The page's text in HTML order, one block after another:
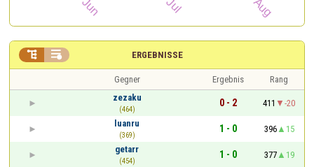
ERGEBNISSE
 
Gegner Ergebnis
Rang
zezaku
(464)
0 - 2 411
-20
luanru
(369)
1 - 0 396
15
getarr
(454)
1 - 0 377
19